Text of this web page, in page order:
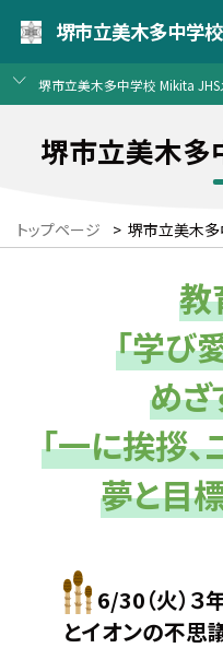
堺市立美木多中学校
堺市立美木多中学校 Mikita JHS
堺市立美木
トップページ > 堺市立美木
教
「学び
め
「一に挨拶
夢と目
6/30（火）
とイオンの不思